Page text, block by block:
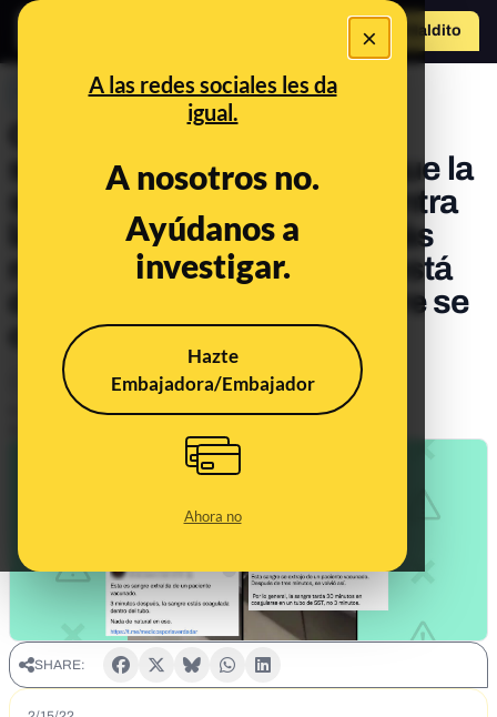
×
A las redes sociales les da
igual.
A nosotros no.
Ayúdanos a
investigar.
Hazte
Embajadora/Embajador
Ahora no
Hazte Maldito
PREBUNKING
Cuidado con el vídeo que
supuestamente muestra que la
sangre de un vacunado contra
la COVID-19 se coagula más
rápido: el tubo de ensayo está
diseñado para que la sangre se
coagule
Publicado elFeb 16, 2022, 12:22:26 PM
SHARE: